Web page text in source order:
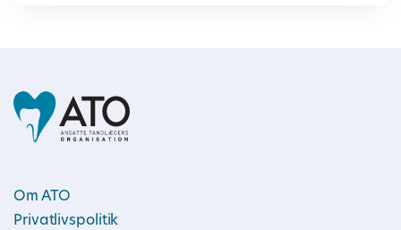
Om ATO
Privatlivspolitik